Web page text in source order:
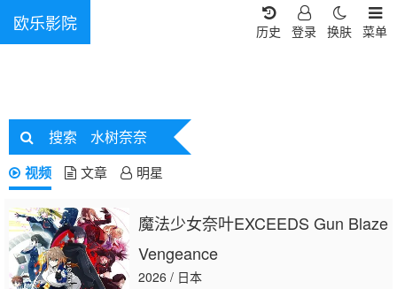
欧乐影院 菜单
换肤
登录
历史
搜索 水树奈奈
视频 文章 明星
魔法少女奈叶EXCEEDS Gun Blaze
Vengeance
2026 / 日本